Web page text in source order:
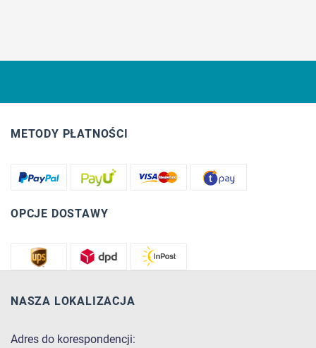
METODY PŁATNOŚCI
OPCJE DOSTAWY
NASZA LOKALIZACJA
Adres do korespondencji: